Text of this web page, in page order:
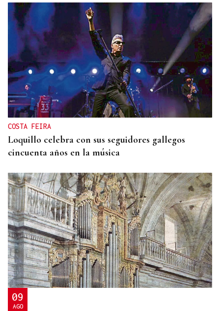
COSTA FEIRA
Loquillo celebra con sus seguidores gallegos
cincuenta años en la música
09
AGO